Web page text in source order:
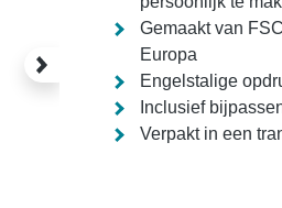
Gemaakt van
Europa
Engelstalige
Inclusief
Verpakt in een